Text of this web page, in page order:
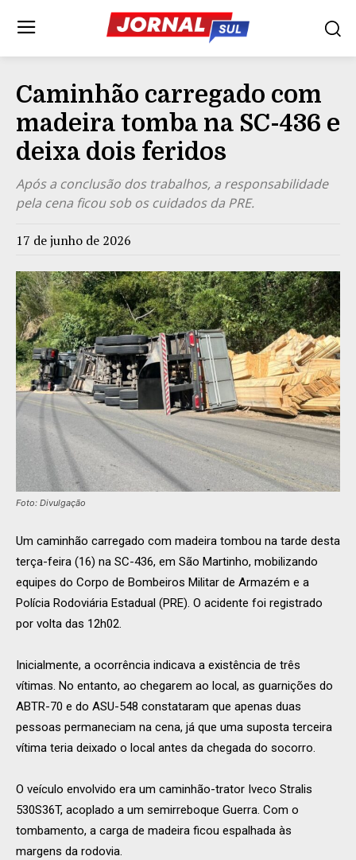
Caminhão carregado com
madeira tomba na SC-436 e
deixa dois feridos
Após a conclusão dos trabalhos, a responsabilidade
pela cena ficou sob os cuidados da PRE.
17 de junho de 2026
Foto: Divulgação
Um caminhão carregado com madeira tombou na tarde desta
terça-feira (16) na SC-436, em São Martinho, mobilizando
equipes do Corpo de Bombeiros Militar de Armazém e a
Polícia Rodoviária Estadual (PRE). O acidente foi registrado
por volta das 12h02.
Inicialmente, a ocorrência indicava a existência de três
vítimas. No entanto, ao chegarem ao local, as guarnições do
ABTR-70 e do ASU-548 constataram que apenas duas
pessoas permaneciam na cena, já que uma suposta terceira
vítima teria deixado o local antes da chegada do socorro.
O veículo envolvido era um caminhão-trator Iveco Stralis
530S36T, acoplado a um semirreboque Guerra. Com o
tombamento, a carga de madeira ficou espalhada às
margens da rodovia.